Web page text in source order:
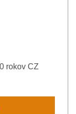
rokov CZ